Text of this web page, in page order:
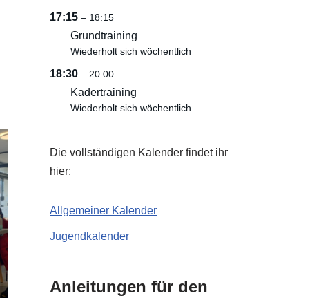
17:15 – 18:15
Grundtraining
Wiederholt sich wöchentlich
18:30 – 20:00
Kadertraining
Wiederholt sich wöchentlich
Die vollständigen Kalender findet ihr
hier:
Allgemeiner Kalender
Jugendkalender
Anleitungen für den